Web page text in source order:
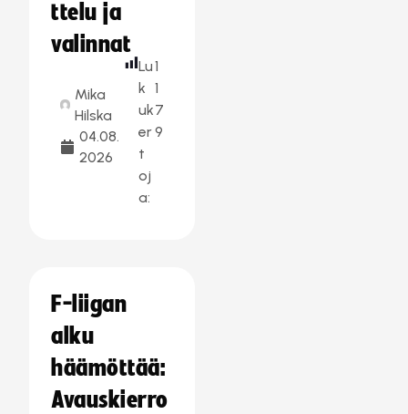
ttelu ja
valinnat
Mika
Hilska
04.08.
2026
Lu
k
uk
er
t
oj
a:
1
1
7
9
F-liigan
alku
häämöttää:
Avauskierro